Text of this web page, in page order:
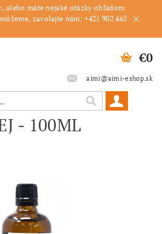
alebo máte nejaké otázky ohľadom
zavolajte nám: +421 902 465
aimi@aimi-eshop.sk
€0
- 100ML